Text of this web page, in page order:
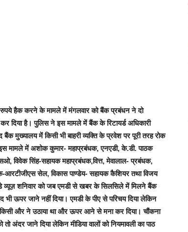
हैक करने के मामले में मंगलवार को बैंक प्रबंधन ने दो
दिया है। पुलिस ने इस मामले में बैंक के रिटायर्ड अधिकारी
मुख्यालय में किसी भी बाहरी व्यक्ति के प्रवेश पर पूरी तरह रोक
मामले मेंअशोक कुमार- महाप्रबंधक, एनएडी, के.डी. पाठक
विवेक सिंह-सहायक महाप्रबंधक,वित्त, मेवालाल- प्रबंधक,
सेल, विकास पाण्डेय- सहायक कैशियर तथा विजय
व्यूज़ शनिवार को जब एमडी से खबर के सिलसिले में मिलने बैंक
भी ऊपर जाने नहीं दिया। एमडी के पीए से परिचय दिया लेकिन
और ने उठाया था और ऊपर आने से मना कर दिया। चौंकना
तो अंदर जाने दिया लेकिन मीडिया वालों को नियमावली का पाठ